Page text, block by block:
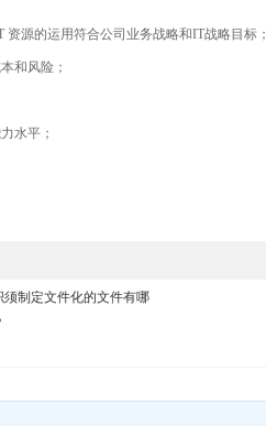
源的运用符合公司业务战略和IT战略目标；
和风险；
水平；
须制定文件化的文件有哪